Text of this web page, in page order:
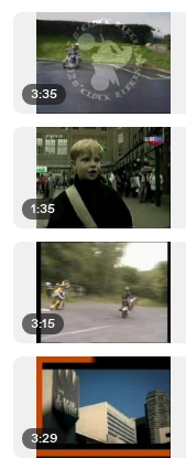
3:35
1:35
3:15
3:29